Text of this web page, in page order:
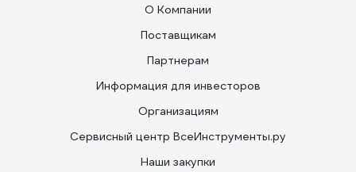
О Компании
Поставщикам
Партнерам
Информация для инвесторов
Организациям
Сервисный центр ВсеИнструменты.ру
Наши закупки